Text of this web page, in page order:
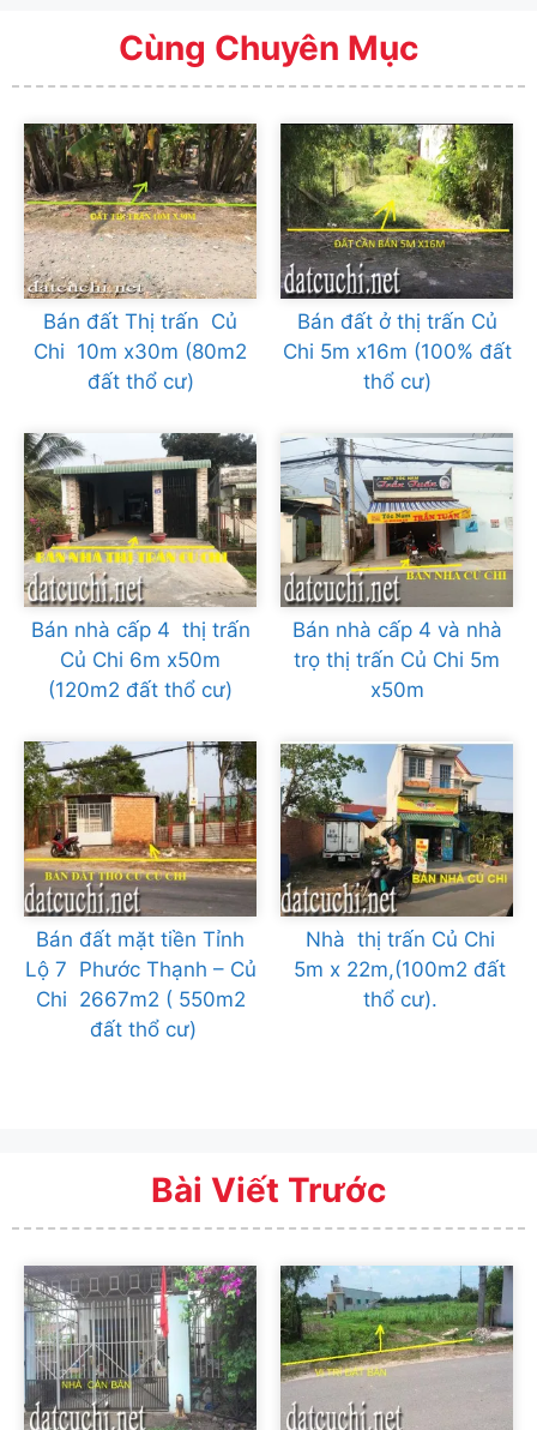
Cùng Chuyên Mục
Bán đất Thị trấn Củ
Chi 10m x30m (80m2
đất thổ cư)
Bán đất ở thị trấn Củ
Chi 5m x16m (100% đất
thổ cư)
Bán nhà cấp 4 thị trấn
Củ Chi 6m x50m
(120m2 đất thổ cư)
Bán nhà cấp 4 và nhà
trọ thị trấn Củ Chi 5m
x50m
Bán đất mặt tiền Tỉnh
Lộ 7 Phước Thạnh – Củ
Chi 2667m2 ( 550m2
đất thổ cư)
Nhà thị trấn Củ Chi
5m x 22m,(100m2 đất
thổ cư).
Bài Viết Trước